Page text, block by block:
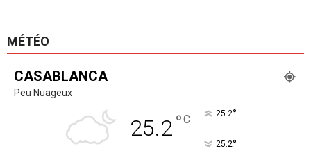
MÉTÉO
CASABLANCA
Peu Nuageux
25.2°C 25.2°
25.2°